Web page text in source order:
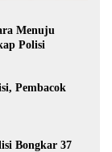
Menuju
Polisi
Pembacok
Bongkar 37